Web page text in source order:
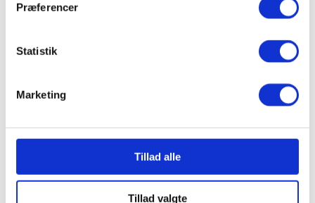
Præferencer
Statistik
Marketing
Tillad alle
Tillad valgte
For mere info: WhiteSpace® værdibaseret trivselsmåling
e-sense Business